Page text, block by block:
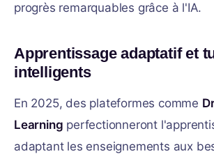
progrès remarquables grâce à l'IA.
Apprentissage adaptatif et
intelligents
En 2025, des plateformes comme
Learning perfectionneront
adaptant les enseignements aux